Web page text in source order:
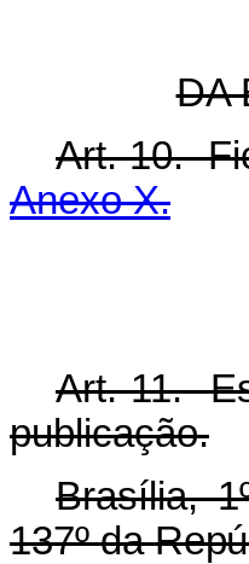
DA
Art. 10.
Anexo X.
Art. 11.
publicação.
Brasília,
137º da